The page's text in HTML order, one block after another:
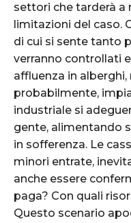
settori che tarderà a
limitazioni del caso.
di cui si sente tanto
verranno controllati
affluenza in
probabilmente,
industriale si
gente, alimentando
in sofferenza. Le
minori entrate,
anche essere
paga? Con quali
Questo scenario